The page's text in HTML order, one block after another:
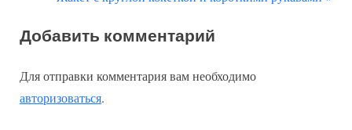
записям
д
д
у
е
у
ю
Добавить комментарий
Для отправки комментария вам необходимо
авторизоваться.